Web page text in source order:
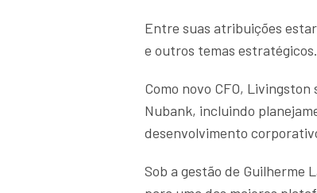
Entre suas atribuições
e outros temas estratégicos.
Como novo CFO,
Nubank, incluindo
desenvolvimento
Sob a gestão de Guilherme